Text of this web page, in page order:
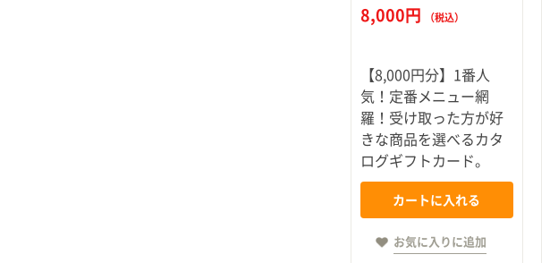
8,000円
（税込）
【8,000円分】1番人
気！定番メニュー網
羅！受け取った方が好
きな商品を選べるカタ
ログギフトカード。
カートに入れる
お気に入りに追加